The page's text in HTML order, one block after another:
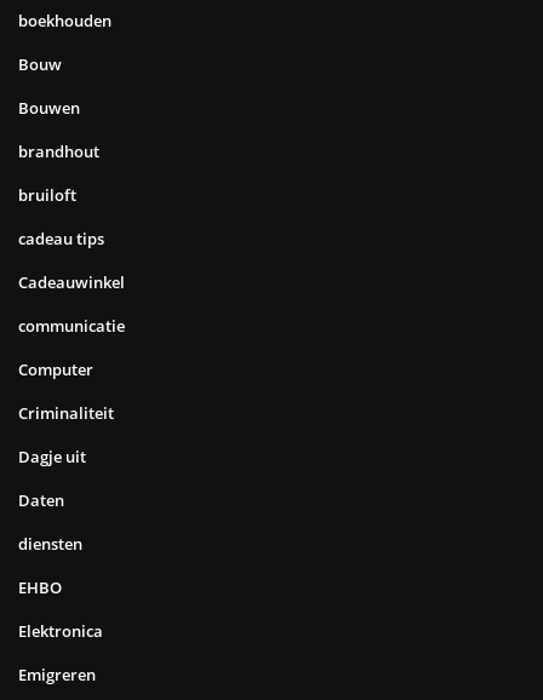
boekhouden
Bouw
Bouwen
brandhout
bruiloft
cadeau tips
Cadeauwinkel
communicatie
Computer
Criminaliteit
Dagje uit
Daten
diensten
EHBO
Elektronica
Emigreren